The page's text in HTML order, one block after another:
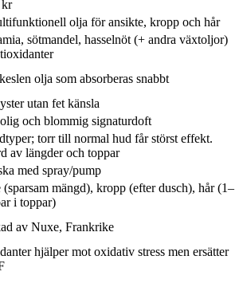
kr
olja för ansikte, kropp och hår
sötmandel, hasselnöt (+ andra växtoljor)
olja som absorberas snabbt
utan fet känsla
och blommig signaturdoft
torr till normal hud får störst effekt.
av längder och toppar
med spray/pump
mängd), kropp (efter dusch), hår (1–
i toppar)
av Nuxe, Frankrike
hjälper mot oxidativ stress men ersätter